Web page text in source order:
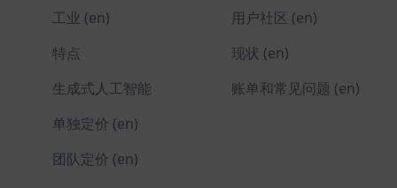
工业 (en)
特点
生成式人工智能
单独定价 (en)
团队定价 (en)
用户社区 (en)
现状 (en)
账单和常见问题 (en)